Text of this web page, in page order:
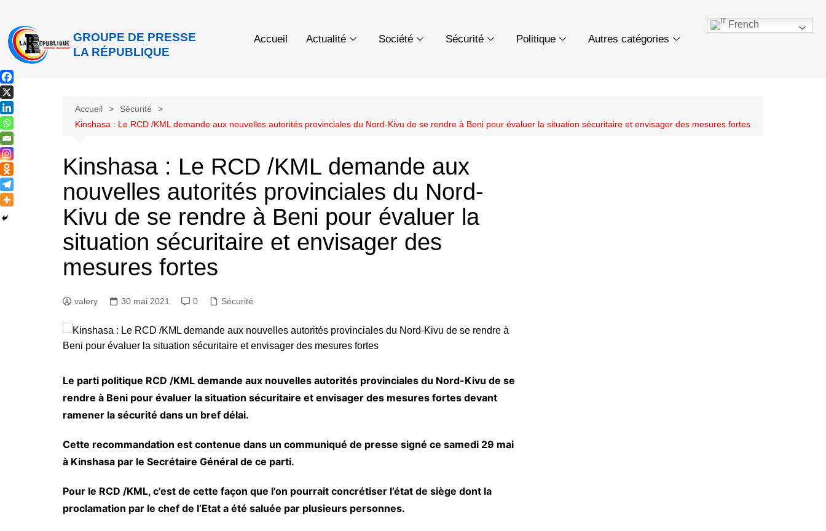
GROUPE DE PRESSE
LA RÉPUBLIQUE
Accueil Actualité Société Sécurité Politique Autres catégories
French
Accueil
Sécurité
Kinshasa : Le RCD /KML demande aux nouvelles autorités provinciales du Nord-Kivu de se rendre à Beni pour évaluer la situation sécuritaire et envisager des mesures fortes
Kinshasa : Le RCD /KML demande aux
nouvelles autorités provinciales du Nord-
Kivu de se rendre à Beni pour évaluer la
situation sécuritaire et envisager des
mesures fortes
valery 30 mai 2021 0 Sécurité
Le parti politique RCD /KML demande aux nouvelles autorités provinciales du Nord-Kivu de se
rendre à Beni pour évaluer la situation sécuritaire et envisager des mesures fortes devant
ramener la sécurité dans un bref délai.
Cette recommandation est contenue dans un communiqué de presse signé ce samedi 29 mai
à Kinshasa par le Secrétaire Général de ce parti.
Pour le RCD /KML, c’est de cette façon que l’on pourrait concrétiser l’état de siège dont la
proclamation par le chef de l’Etat a été saluée par plusieurs personnes.